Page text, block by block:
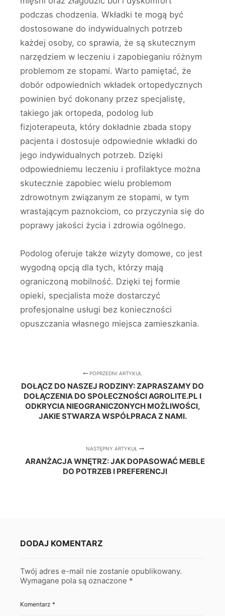
podczas chodzenia. Wkładki te mogą być
dostosowane do indywidualnych potrzeb
każdej osoby, co sprawia, że są skutecznym
narzędziem w leczeniu i zapobieganiu różnym
problemom ze stopami. Warto pamiętać, że
dobór odpowiednich wkładek ortopedycznych
powinien być dokonany przez specjalistę,
takiego jak ortopeda, podolog lub
fizjoterapeuta, który dokładnie zbada stopy
pacjenta i dostosuje odpowiednie wkładki do
jego indywidualnych potrzeb. Dzięki
odpowiedniemu leczeniu i profilaktyce można
skutecznie zapobiec wielu problemom
zdrowotnym związanym ze stopami, w tym
wrastającym paznokciom, co przyczynia się do
poprawy jakości życia i zdrowia ogólnego.
Podolog oferuje także wizyty domowe, co jest
wygodną opcją dla tych, którzy mają
ograniczoną mobilność. Dzięki tej formie
opieki, specjalista może dostarczyć
profesjonalne usługi bez konieczności
opuszczania własnego miejsca zamieszkania.
POPRZEDNI ARTYKUŁ
DOŁĄCZ DO NASZEJ RODZINY: ZAPRASZAMY DO
DOŁĄCZENIA DO SPOŁECZNOŚCI AGROLITE.PL I
ODKRYCIA NIEOGRANICZONYCH MOŻLIWOŚCI,
JAKIE STWARZA WSPÓŁPRACA Z NAMI.
NASTĘPNY ARTYKUŁ
ARANŻACJA WNĘTRZ: JAK DOPASOWAĆ MEBLE
DO POTRZEB I PREFERENCJI
DODAJ KOMENTARZ
Twój adres e-mail nie zostanie opublikowany.
Wymagane pola są oznaczone *
Komentarz *